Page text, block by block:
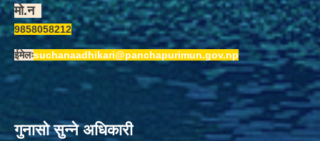
मो.न
9858058212
ईमेलःsuchanaadhikari@panchapurimun.gov.np
गुनासो सुन्ने अधिकारी